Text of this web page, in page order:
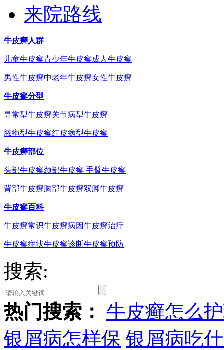
来院路线
牛皮癣人群
儿童牛皮癣青少年牛皮癣成人牛皮癣
男性牛皮癣中老年牛皮癣女性牛皮癣
牛皮癣分型
寻常型牛皮癣关节病型牛皮癣
脓疱型牛皮癣红皮病型牛皮癣
牛皮癣部位
头部牛皮癣颈部牛皮癣 手臂牛皮癣
背部牛皮癣胸部牛皮癣双脚牛皮癣
牛皮癣百科
牛皮癣常识牛皮癣病因牛皮癣治疗
牛皮癣症状牛皮癣诊断牛皮癣预防
搜索:
热门搜索： 牛皮癣怎么
银屑病怎样保 银屑病吃